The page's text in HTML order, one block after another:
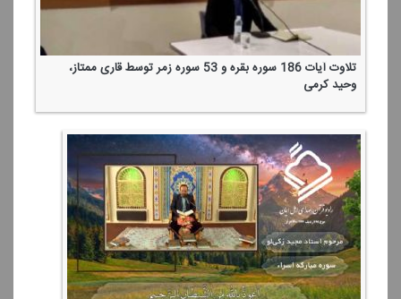
تلاوت آیات 186 سوره بقره و 53 سوره زمر توسط قاری ممتاز،
وحید كرمی